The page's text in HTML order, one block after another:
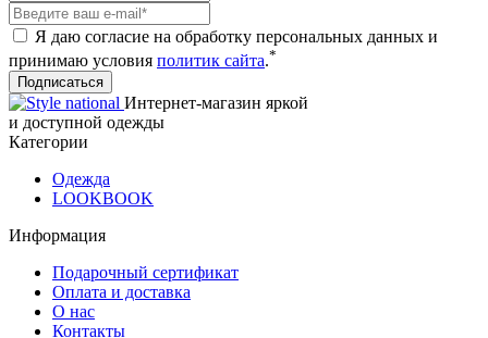
Я даю согласие на обработку персональных данных и
принимаю условия политик сайта.*
Подписаться
Интернет-магазин яркой
и доступной одежды
Категории
Одежда
LOOKBOOK
Информация
Подарочный сертификат
Оплата и доставка
О нас
Контакты